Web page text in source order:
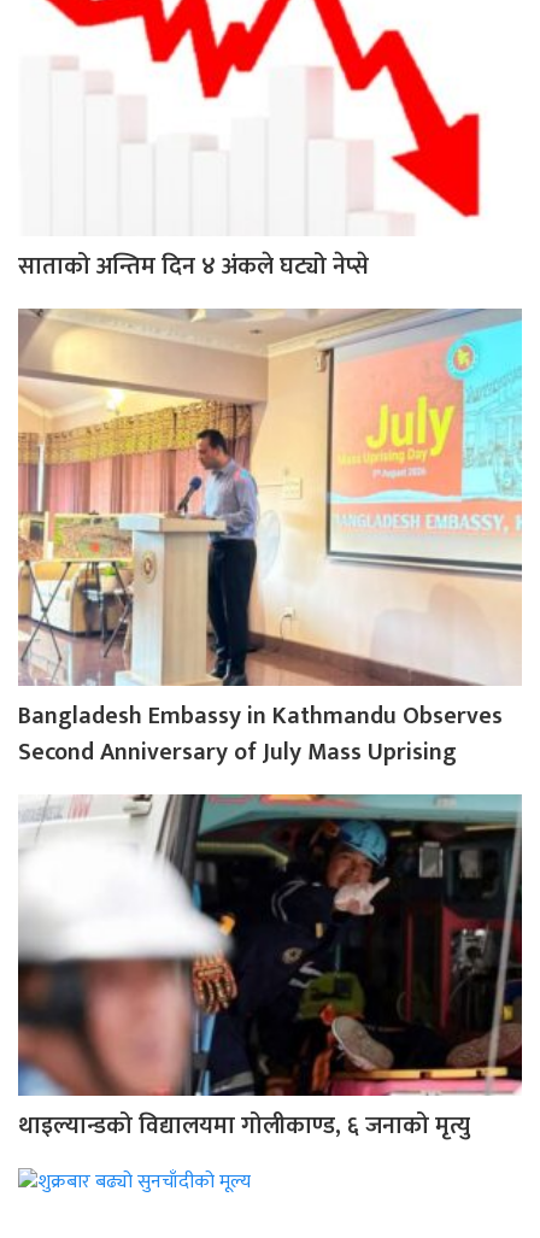
साताको अन्तिम दिन ४ अंकले घट्यो नेप्से
Bangladesh Embassy in Kathmandu Observes
Second Anniversary of July Mass Uprising
थाइल्यान्डको विद्यालयमा गोलीकाण्ड, ६ जनाको मृत्यु